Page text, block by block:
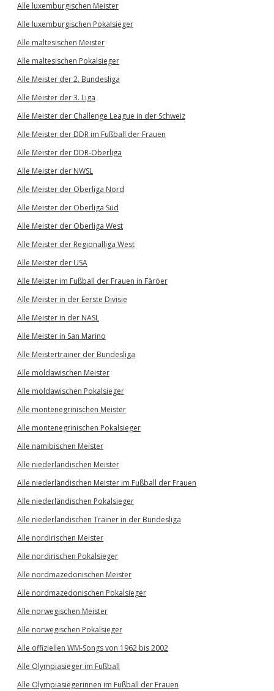
Alle luxemburgischen Meister
Alle luxemburgischen Pokalsieger
Alle maltesischen Meister
Alle maltesischen Pokalsieger
Alle Meister der 2. Bundesliga
Alle Meister der 3. Liga
Alle Meister der Challenge League in der Schweiz
Alle Meister der DDR im Fußball der Frauen
Alle Meister der DDR-Oberliga
Alle Meister der NWSL
Alle Meister der Oberliga Nord
Alle Meister der Oberliga Süd
Alle Meister der Oberliga West
Alle Meister der Regionalliga West
Alle Meister der USA
Alle Meister im Fußball der Frauen in Färöer
Alle Meister in der Eerste Divisie
Alle Meister in der NASL
Alle Meister in San Marino
Alle Meistertrainer der Bundesliga
Alle moldawischen Meister
Alle moldawischen Pokalsieger
Alle montenegrinischen Meister
Alle montenegrinischen Pokalsieger
Alle namibischen Meister
Alle niederländischen Meister
Alle niederländischen Meister im Fußball der Frauen
Alle niederländischen Pokalsieger
Alle niederländischen Trainer in der Bundesliga
Alle nordirischen Meister
Alle nordirischen Pokalsieger
Alle nordmazedonischen Meister
Alle nordmazedonischen Pokalsieger
Alle norwegischen Meister
Alle norwegischen Pokalsieger
Alle offiziellen WM-Songs von 1962 bis 2002
Alle Olympiasieger im Fußball
Alle Olympiasiegerinnen im Fußball der Frauen